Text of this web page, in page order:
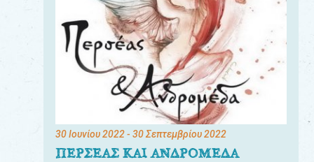
30 Ιουνίου 2022- 30 Σεπτεμβρίου 2022
ΠΕΡΣΕΑΣ ΚΑΙ ΑΝΔΡΟΜΕΔΑ